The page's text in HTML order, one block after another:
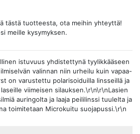
tästä tuotteesta, ota meihin yhteyttä!
meille kysymyksen.
istuvuus yhdistettynä tyylikkääseen
valinnan niin urheilu kuin vapaa-
on varustettu polarisoiduilla linsseillä ja
viimeisen silauksen.\r\n\r\nLasien
auringolta ja laaja peililinssi tuulelta ja
toimitetaan Microkuitu suojapussi.\r\n